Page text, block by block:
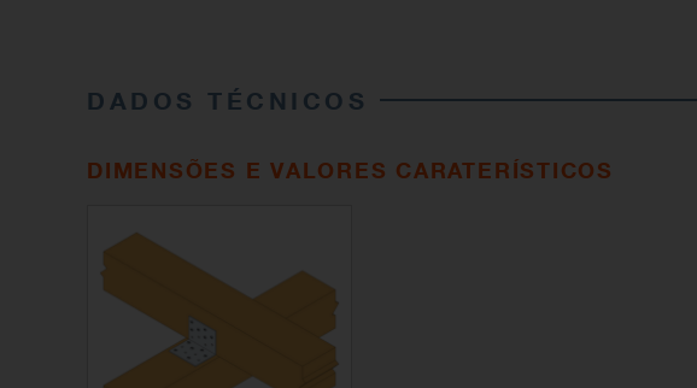
DADOS TÉCNICOS
DIMENSÕES E VALORES CARATERÍSTICOS